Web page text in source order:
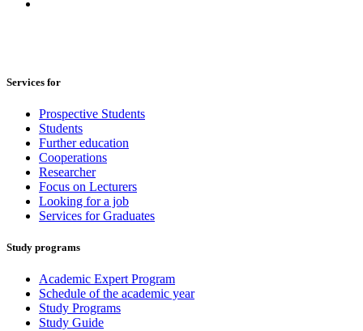
Services for
Prospective Students
Students
Further education
Cooperations
Researcher
Focus on Lecturers
Looking for a job
Services for Graduates
Study programs
Academic Expert Program
Schedule of the academic year
Study Programs
Study Guide